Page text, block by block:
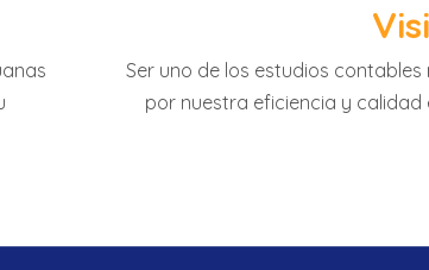
Ser uno de los estudios
por nuestra eficiencia y calidad